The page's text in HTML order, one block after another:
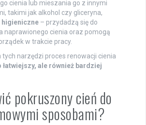
cienia lub mieszania go z innymi
takimi jak alkohol czy gliceryna,
higieniczne – przydadzą się do
naprawionego cienia oraz pomogą
w trakcie pracy.
narzędzi proces renowacji cienia
łatwiejszy, ale również bardziej
pokruszony cień do
sposobami?